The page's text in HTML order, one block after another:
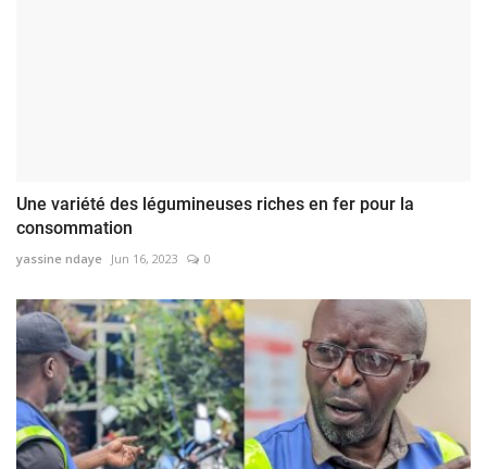
Une variété des légumineuses riches en fer pour la
consommation
yassine ndaye Jun 16, 2023 0